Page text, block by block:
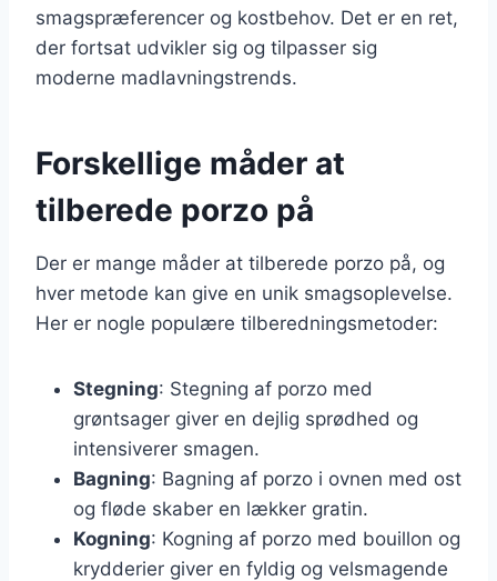
smagspræferencer og kostbehov. Det er en ret,
der fortsat udvikler sig og tilpasser sig
moderne madlavningstrends.
Forskellige måder at
tilberede porzo på
Der er mange måder at tilberede porzo på, og
hver metode kan give en unik smagsoplevelse.
Her er nogle populære tilberedningsmetoder:
Stegning: Stegning af porzo med
grøntsager giver en dejlig sprødhed og
intensiverer smagen.
Bagning: Bagning af porzo i ovnen med ost
og fløde skaber en lækker gratin.
Kogning: Kogning af porzo med bouillon og
krydderier giver en fyldig og velsmagende